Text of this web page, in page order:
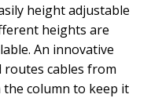
height adjustable
heights are
An innovative
routes cables from
the column to keep it